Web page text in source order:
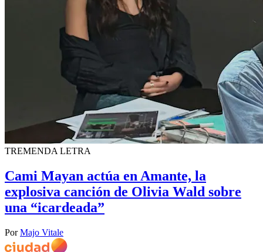
TREMENDA LETRA
Cami Mayan actúa en Amante, la
explosiva canción de Olivia Wald sobre
una “icardeada”
PorMajo Vitale